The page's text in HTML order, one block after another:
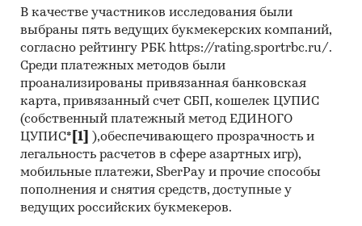
В качестве участников исследования были
выбраны пять ведущих букмекерских компаний,
согласно рейтингу РБК https://rating.sportrbc.ru/.
Среди платежных методов были
проанализированы привязанная банковская
карта, привязанный счет СБП, кошелек ЦУПИС
(собственный платежный метод ЕДИНОГО
ЦУПИС* [1]
),обеспечивающего прозрачность и
легальность расчетов в сфере азартных игр),
мобильные платежи, SberPay и прочие способы
пополнения и снятия средств, доступные у
ведущих российских букмекеров.